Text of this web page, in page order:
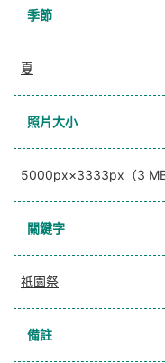
季節
夏
照片大小
5000px×3333px（3 MB
關鍵字
祇園祭
備註